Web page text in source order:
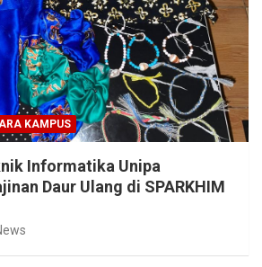
KAMPUS
Informatika Unipa
Daur Ulang di SPARKHIM